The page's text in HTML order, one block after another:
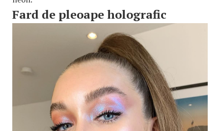
Fard de pleoape holografic